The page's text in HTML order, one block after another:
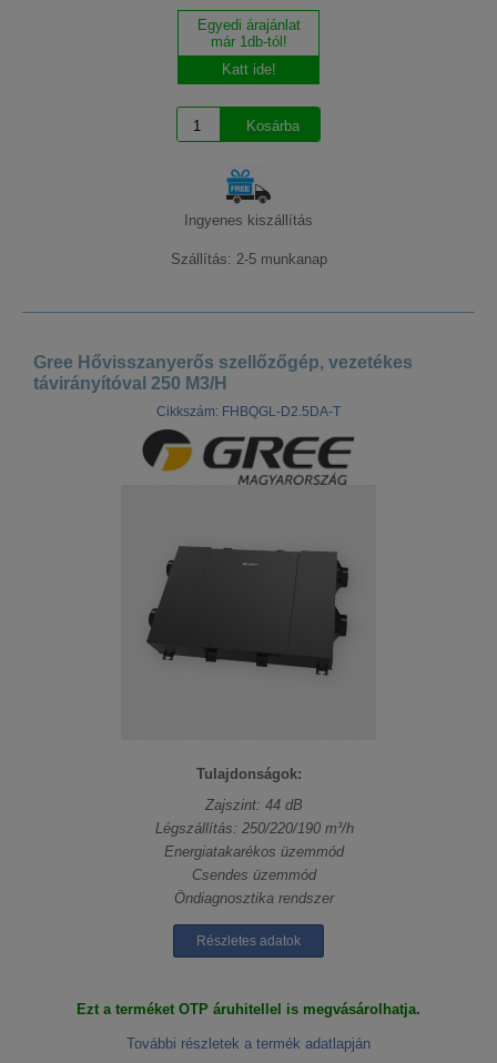
Egyedi árajánlat
már 1db-tól!
Katt ide!
Ingyenes kiszállítás
Szállítás: 2-5 munkanap
Gree Hővisszanyerős szellőzőgép, vezetékes
távirányítóval 250 M3/H
Cikkszám: FHBQGL-D2.5DA-T
Tulajdonságok:
Zajszint: 44 dB
Légszállítás: 250/220/190 m³/h
Energiatakarékos üzemmód
Csendes üzemmód
Öndiagnosztika rendszer
Részletes adatok
Ezt a terméket OTP áruhitellel is megvásárolhatja.
További részletek a termék adatlapján